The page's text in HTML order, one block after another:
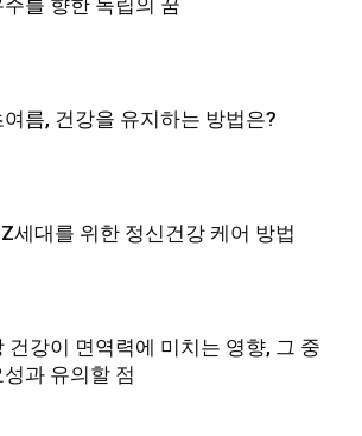
주를 향한 독립의 꿈
여름, 건강을 유지하는 방법은?
세대를 위한 정신건강 케어 방법
건강이 면역력에 미치는 영향, 그 중
성과 유의할 점